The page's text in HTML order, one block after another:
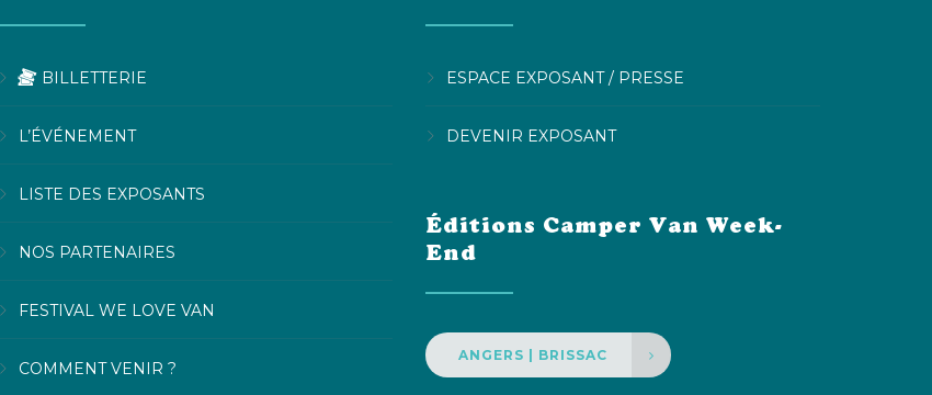
BILLETTERIE
L’ÉVÉNEMENT
LISTE DES EXPOSANTS
NOS PARTENAIRES
FESTIVAL WE LOVE VAN
COMMENT VENIR ?
ESPACE EXPOSANT / PRESSE
DEVENIR EXPOSANT
Éditions Camper Van Week-
End
ANGERS | BRISSAC